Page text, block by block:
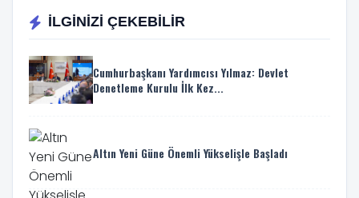
İLGİNİZİ ÇEKEBİLİR
Cumhurbaşkanı Yardımcısı Yılmaz: Devlet
Denetleme Kurulu İlk Kez...
Altın Yeni Güne Önemli Yükselişle Başladı